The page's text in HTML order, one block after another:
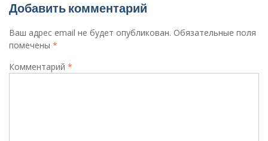
Добавить комментарий
Ваш адрес email не будет опубликован. Обязательные поля
помечены *
Комментарий *